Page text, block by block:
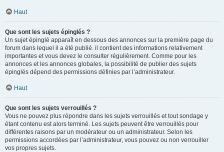
Haut
Que sont les sujets épinglés ?
Un sujet épinglé apparaît en dessous des annonces sur la première page du
forum dans lequel il a été publié. il contient des informations relativement
importantes et vous devez le consulter régulièrement. Comme pour les
annonces et les annonces globales, la possibilité de publier des sujets
épinglés dépend des permissions définies par l’administrateur.
Haut
Que sont les sujets verrouillés ?
Vous ne pouvez plus répondre dans les sujets verrouillés et tout sondage y
étant contenu est alors terminé. Les sujets peuvent être verrouillés pour
différentes raisons par un modérateur ou un administrateur. Selon les
permissions accordées par l’administrateur, vous pouvez ou non verrouiller
vos propres sujets.